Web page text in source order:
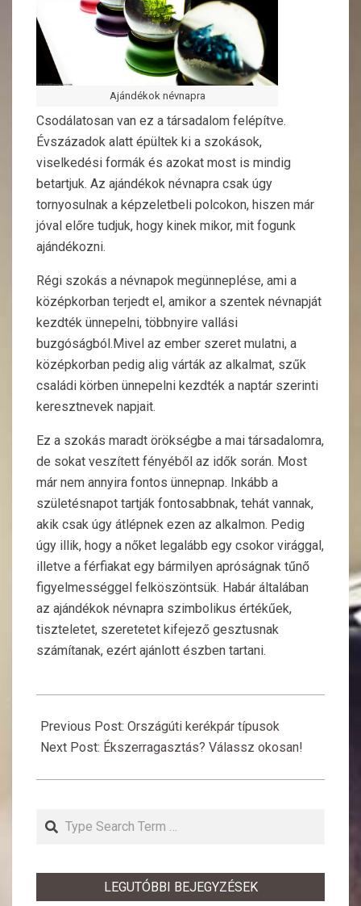
Ajándékok névnapra
Csodálatosan van ez a társadalom felépítve.
Évszázadok alatt épültek ki a szokások,
viselkedési formák és azokat most is mindig
betartjuk. Az ajándékok névnapra csak úgy
tornyosulnak a képzeletbeli polcokon, hiszen már
jóval előre tudjuk, hogy kinek mikor, mit fogunk
ajándékozni.
Régi szokás a névnapok megünneplése, ami a
középkorban terjedt el, amikor a szentek névnapját
kezdték ünnepelni, többnyire vallási
buzgóságból.Mivel az ember szeret mulatni, a
középkorban pedig alig várták az alkalmat, szűk
családi körben ünnepelni kezdték a naptár szerinti
keresztnevek napjait.
Ez a szokás maradt örökségbe a mai társadalomra,
de sokat veszített fényéből az idők során. Most
már nem annyira fontos ünnepnap. Inkább a
születésnapot tartják fontosabbnak, tehát vannak,
akik csak úgy átlépnek ezen az alkalmon. Pedig
úgy illik, hogy a nőket legalább egy csokor virággal,
illetve a férfiakat egy bármilyen apróságnak tűnő
figyelmességgel felköszöntsük. Habár általában
az ajándékok névnapra szimbolikus értékűek,
tiszteletet, szeretetet kifejező gesztusnak
számítanak, ezért ajánlott észben tartani.
10-
17
Previous Post: Országúti kerékpár típusok
Next Post: Ékszerragasztás? Válassz okosan!
Search
LEGUTÓBBI BEJEGYZÉSEK